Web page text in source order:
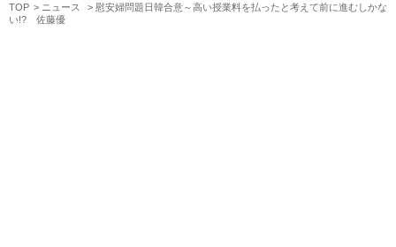
TOP ニュース
慰安婦問題日韓合意～高い授業料を払ったと考えて前に進むしかな
い!? 佐藤優